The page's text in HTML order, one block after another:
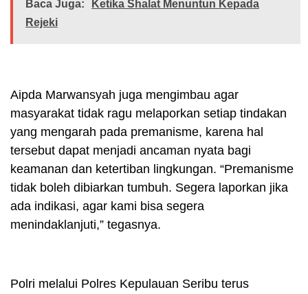
Baca Juga:
Ketika Shalat Menuntun Kepada
Rejeki
Aipda Marwansyah juga mengimbau agar
masyarakat tidak ragu melaporkan setiap tindakan
yang mengarah pada premanisme, karena hal
tersebut dapat menjadi ancaman nyata bagi
keamanan dan ketertiban lingkungan. “Premanisme
tidak boleh dibiarkan tumbuh. Segera laporkan jika
ada indikasi, agar kami bisa segera
menindaklanjuti,” tegasnya.
Polri melalui Polres Kepulauan Seribu terus